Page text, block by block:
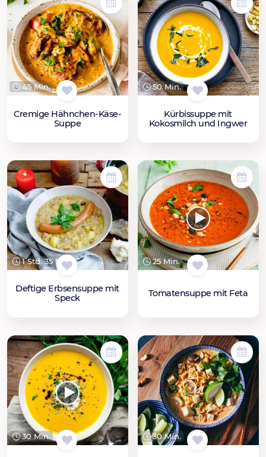
45 Min.
Cremige Hähnchen-Käse-
Suppe
50 Min.
Kürbissuppe mit
Kokosmilch und Ingwer
1 Std. 35 Min.
Deftige Erbsensuppe mit
Speck
25 Min.
Tomatensuppe mit Feta
30 Min. 30 Min.